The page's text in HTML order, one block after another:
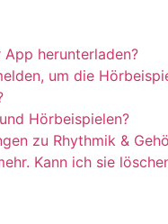
herunterladen?
um die
Hörbeispielen?
zu Rhythmik &
Kann ich sie